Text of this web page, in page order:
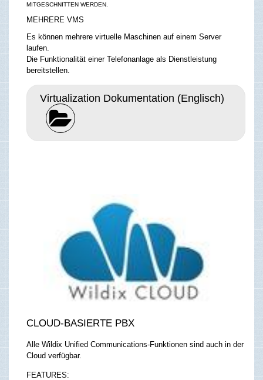
MITGESCHNITTEN WERDEN.
MEHRERE VMS
Es können mehrere virtuelle Maschinen auf einem Server
laufen.
Die Funktionalität einer Telefonanlage als Dienstleistung
bereitstellen.
Virtualization Dokumentation (Englisch)
CLOUD-BASIERTE PBX
Alle Wildix Unified Communications-Funktionen sind auch in der
Cloud verfügbar.
FEATURES: